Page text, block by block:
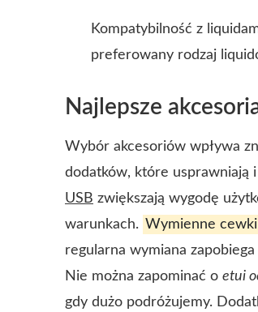
Kompatybilność z
preferowany rodzaj
Najlepsze
Wybór akcesoriów wpływa
dodatków, które usprawniają
USB zwiększają wygodę
warunkach. Wymienne cewki
regularna wymiana
Nie można zapominać o etui
gdy dużo podróżujemy.